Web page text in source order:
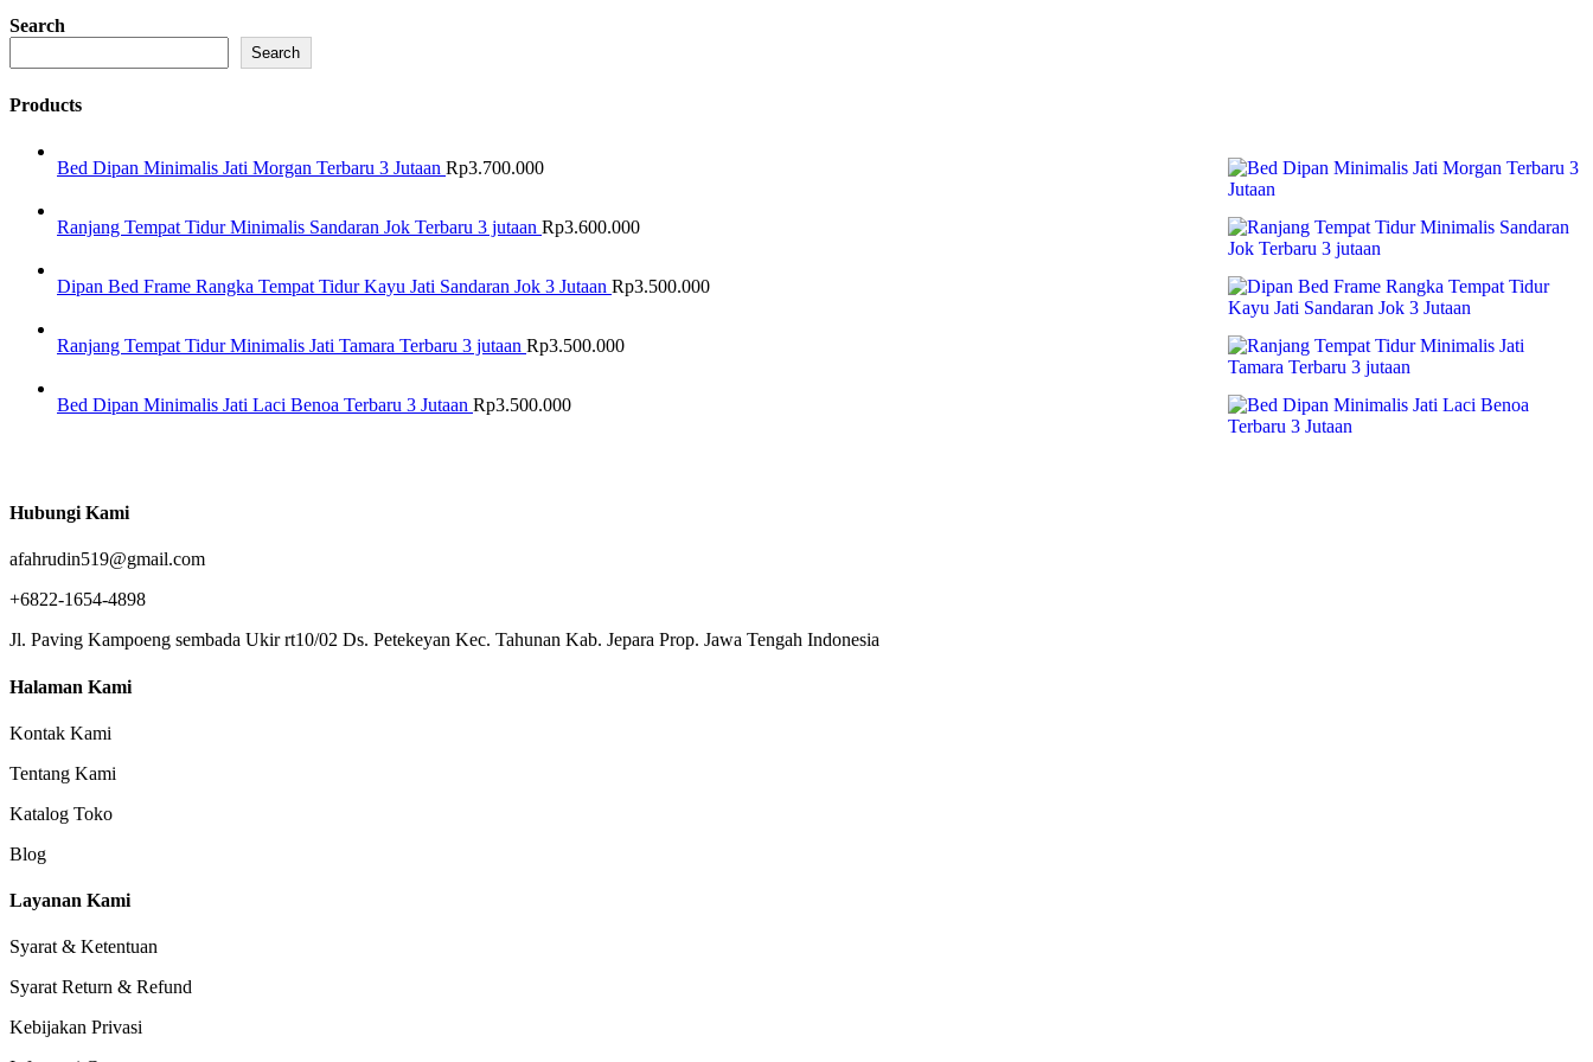
Search
Search
Products
Bed Dipan Minimalis Jati Morgan Terbaru 3 Jutaan Rp3.700.000
Ranjang Tempat Tidur Minimalis Sandaran Jok Terbaru 3 jutaan Rp3.600.000
Dipan Bed Frame Rangka Tempat Tidur Kayu Jati Sandaran Jok 3 Jutaan Rp3.500.000
Ranjang Tempat Tidur Minimalis Jati Tamara Terbaru 3 jutaan Rp3.500.000
Bed Dipan Minimalis Jati Laci Benoa Terbaru 3 Jutaan Rp3.500.000
Hubungi Kami
afahrudin519@gmail.com
+6822-1654-4898
Jl. Paving Kampoeng sembada Ukir rt10/02 Ds. Petekeyan Kec. Tahunan Kab. Jepara Prop. Jawa Tengah Indonesia
Halaman Kami
Kontak Kami
Tentang Kami
Katalog Toko
Blog
Layanan Kami
Syarat & Ketentuan
Syarat Return & Refund
Kebijakan Privasi